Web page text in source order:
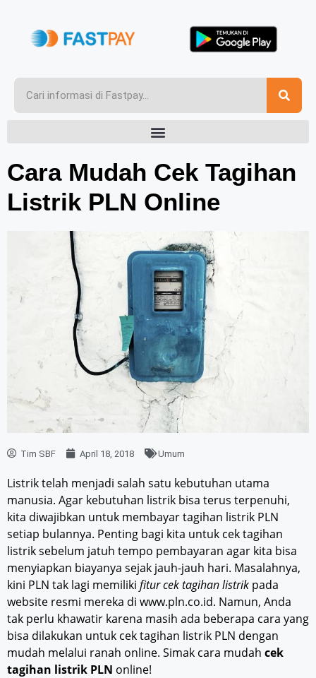
Cara Mudah Cek Tagihan
Listrik PLN Online
Tim SBF April 18, 2018 Umum
Listrik telah menjadi salah satu kebutuhan utama
manusia. Agar kebutuhan listrik bisa terus terpenuhi,
kita diwajibkan untuk membayar tagihan listrik PLN
setiap bulannya. Penting bagi kita untuk cek tagihan
listrik sebelum jatuh tempo pembayaran agar kita bisa
menyiapkan biayanya sejak jauh-jauh hari. Masalahnya,
kini PLN tak lagi memiliki fitur cek tagihan listrik pada
website resmi mereka di www.pln.co.id. Namun, Anda
tak perlu khawatir karena masih ada beberapa cara yang
bisa dilakukan untuk cek tagihan listrik PLN dengan
mudah melalui ranah online. Simak cara mudah cek
tagihan listrik PLN online!